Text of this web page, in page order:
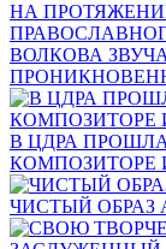
НА
ВОЛКОВА
В ЦДРА
КОМПОЗИТОРЕ
ЧИСТЫЙ ОБРАЗ